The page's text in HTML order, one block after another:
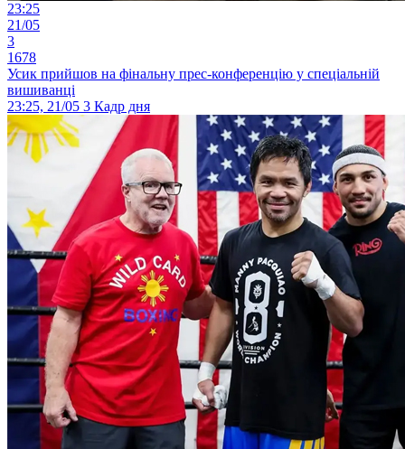
23:25
21/05
3
1678
Усик прийшов на фінальну прес-конференцію у спеціальній
вишиванці
23:25, 21/05 3 Кадр дня